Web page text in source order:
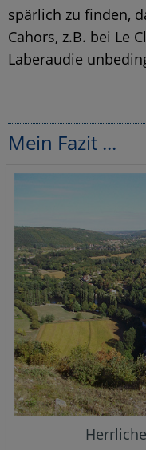
spärlich zu finden,
Cahors, z.B. bei Le
Laberaudie
Mein Fazit ...